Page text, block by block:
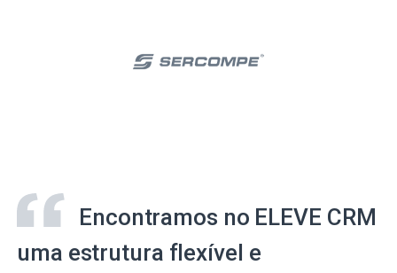
Encontramos no ELEVE CRM
uma estrutura flexível e